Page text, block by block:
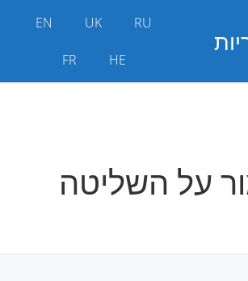
RU
UK
EN
HE
FR
על השליטה